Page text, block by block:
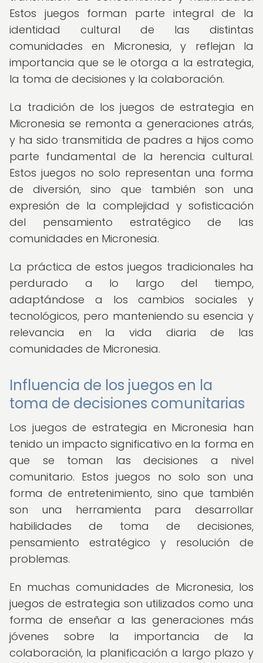
Estos juegos forman parte integral de la
identidad cultural de las distintas
comunidades en Micronesia, y reflejan la
importancia que se le otorga a la estrategia,
la toma de decisiones y la colaboración.
La tradición de los juegos de estrategia en
Micronesia se remonta a generaciones atrás,
y ha sido transmitida de padres a hijos como
parte fundamental de la herencia cultural.
Estos juegos no solo representan una forma
de diversión, sino que también son una
expresión de la complejidad y sofisticación
del pensamiento estratégico de las
comunidades en Micronesia.
La práctica de estos juegos tradicionales ha
perdurado a lo largo del tiempo,
adaptándose a los cambios sociales y
tecnológicos, pero manteniendo su esencia y
relevancia en la vida diaria de las
comunidades de Micronesia.
Influencia de los juegos en la
toma de decisiones comunitarias
Los juegos de estrategia en Micronesia han
tenido un impacto significativo en la forma en
que se toman las decisiones a nivel
comunitario. Estos juegos no solo son una
forma de entretenimiento, sino que también
son una herramienta para desarrollar
habilidades de toma de decisiones,
pensamiento estratégico y resolución de
problemas.
En muchas comunidades de Micronesia, los
juegos de estrategia son utilizados como una
forma de enseñar a las generaciones más
jóvenes sobre la importancia de la
colaboración, la planificación a largo plazo y